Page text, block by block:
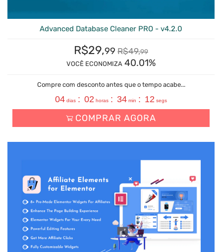
Advanced Database Cleaner PRO - v4.2.0
R$29,99 R$49,99
VOCÊ ECONOMIZA 40.01%
Compre com desconto antes que o tempo acabe...
04 dias : 02 horas : 34 min : 11 segs
COMPRAR AGORA